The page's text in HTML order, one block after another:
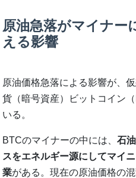
原油急落がマイナー
える影響
原油価格急落による影響が、
貨（暗号資産）ビットコイン
いる。
BTCのマイナーの中には、石
スをエネルギー源にしてマイ
業がある。現在の原油価格の